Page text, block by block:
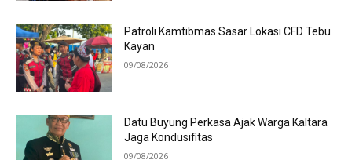
Patroli Kamtibmas Sasar Lokasi CFD Tebu
Kayan
09/08/2026
Datu Buyung Perkasa Ajak Warga Kaltara
Jaga Kondusifitas
09/08/2026